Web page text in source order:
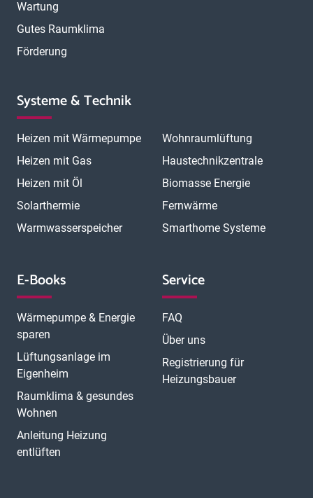
Wartung
Gutes Raumklima
Förderung
Systeme & Technik
Heizen mit Wärmepumpe
Heizen mit Gas
Heizen mit Öl
Solarthermie
Warmwasserspeicher
Wohnraumlüftung
Haustechnikzentrale
Biomasse Energie
Fernwärme
Smarthome Systeme
E-Books
Wärmepumpe & Energie
sparen
Lüftungsanlage im
Eigenheim
Raumklima & gesundes
Wohnen
Anleitung Heizung
entlüften
Service
FAQ
Über uns
Registrierung für
Heizungsbauer